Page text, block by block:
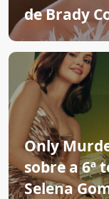
de Brady
Only
sobre a 6ª
Selena